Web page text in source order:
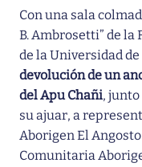
Con una sala
B. Ambrosetti” de la
de la Universidad
devolución de un
del Apu Chañi,
su ajuar, a
Aborigen El
Comunitaria